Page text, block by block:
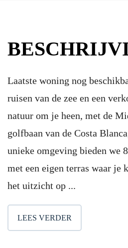
Laatste woning nog
ruisen van de zee en een
natuur om je heen, met de
golfbaan van de Costa
unieke omgeving bieden we
met een eigen terras waar je
het uitzicht op ...
LEES VERDER